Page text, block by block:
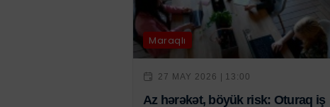
Maraqlı
27 MAY 2026 | 13:00
Az hərəkət, böyük risk: Oturaq iş